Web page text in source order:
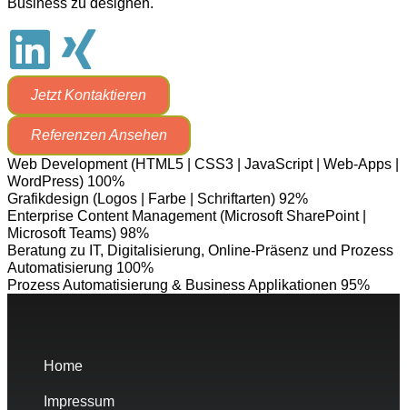
Jetzt Kontaktieren
Referenzen Ansehen
Web Development (HTML5 | CSS3 | JavaScript | Web-Apps |
WordPress) 100%
Grafikdesign (Logos | Farbe | Schriftarten) 92%
Enterprise Content Management (Microsoft SharePoint |
Microsoft Teams) 98%
Beratung zu IT, Digitalisierung, Online-Präsenz und Prozess
Automatisierung 100%
Prozess Automatisierung & Business Applikationen 95%
Home
Impressum